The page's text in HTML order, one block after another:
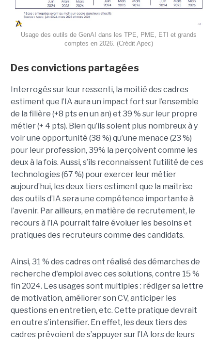
Usage des outils de GenAI dans les TPE, PME, ETI et grands
comptes en 2026. (Crédit Apec)
Des convictions partagées
Interrogés sur leur ressenti, la moitié des cadres
estiment que l’IA aura un impact fort sur l’ensemble
de la filière (+8 pts en un an) et 39 % sur leur propre
métier (+ 4 pts). Bien qu’ils soient plus nombreux à y
voir une opportunité (38 %) qu’une menace (23 %)
pour leur profession, 39% la perçoivent comme les
deux à la fois. Aussi, s’ils reconnaissent l’utilité de ces
technologies (67 %) pour exercer leur métier
aujourd’hui, les deux tiers estiment que la maîtrise
des outils d’IA sera une compétence importante à
l’avenir. Par ailleurs, en matière de recrutement, le
recours à l’IA pourrait faire évoluer les besoins et
pratiques des recruteurs comme des candidats.
Ainsi, 31 % des cadres ont réalisé des démarches de
recherche d'emploi avec ces solutions, contre 15 %
fin 2024. Les usages sont multiples : rédiger sa lettre
de motivation, améliorer son CV, anticiper les
questions en entretien, etc. Cette pratique devrait
en outre s’intensifier. En effet, les deux tiers des
cadres prévoient de s’appuyer sur l’IA lors de leurs